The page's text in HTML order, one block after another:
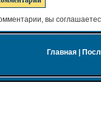
вы
Главная|